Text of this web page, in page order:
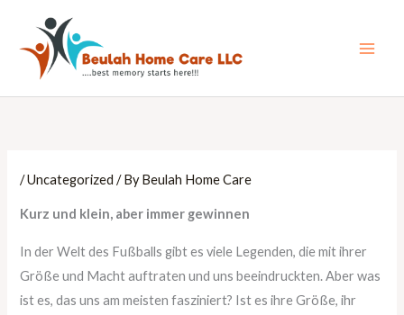
content
/Uncategorized / ByBeulah Home Care
Kurz und klein, aber immer gewinnen
In der Welt des Fußballs gibt es viele Legenden, die mit ihrer
Größe und Macht auftraten und uns beeindruckten. Aber was
ist es, das uns am meisten fasziniert? Ist es ihre Größe, ihr